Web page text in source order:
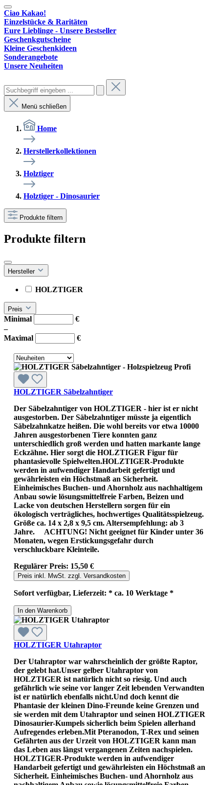
Ciao Kakao!
Einzelstücke & Raritäten
Eure Lieblinge - Unsere Bestseller
Geschenkgutscheine
Kleine Geschenkideen
Sonderangebote
Unsere Neuheiten
Menü schließen
Home
Herstellerkollektionen
Holztiger
Holztiger - Dinosaurier
Produkte filtern
Produkte filtern
Hersteller
HOLZTIGER
Preis
Minimal
€
–
Maximal
€
HOLZTIGER Säbelzahntiger
Der Säbelzahntiger von HOLZTIGER - hier ist er nicht
ausgestorben. Der Säbelzahntiger müsste ja eigentlich
Säbelzahnkatze heißen. Die wohl bereits vor etwa 10000
Jahren ausgestorbenen Tiere konnten ganz
unterschiedlich groß werden und hatten markante lange
Eckzähne. Hier sorgt die HOLZTIGER Figur für
phantasievolle Spielwelten.HOLZTIGER-Produkte
werden in aufwendiger Handarbeit gefertigt und
gewährleisten ein Höchstmaß an Sicherheit.
Einheimisches Buchen- und Ahornholz aus nachhaltigem
Anbau sowie lösungsmittelfreie Farben, Beizen und
Lacke von deutschen Herstellern sorgen für ein
ökologisch verträgliches, hochwertiges Qualitätsspielzeug.
Größe ca. 14 x 2,8 x 9,5 cm. Altersempfehlung: ab 3
Jahre. ACHTUNG! Nicht geeignet für Kinder unter 36
Monaten, wegen Erstickungsgefahr durch
verschluckbare Kleinteile.
Regulärer Preis: 15,50 €
Preis inkl. MwSt. zzgl. Versandkosten
Sofort verfügbar, Lieferzeit: * ca. 10 Werktage *
In den Warenkorb
HOLZTIGER Utahraptor
Der Utahraptor war wahrscheinlich der größte Raptor,
der gelebt hat.Unser gelber Utahraptor von
HOLZTIGER ist natürlich nicht so riesig. Und auch
gefährlich wie seine vor langer Zeit lebenden Verwandten
ist er natürlich ebenfalls nicht.Und doch kennt die
Phantasie der kleinen Dino-Freunde keine Grenzen und
sie werden mit dem Utahraptor und seinen HOLZTIGER
Dinosaurier-Kumpels sicherlich beim Spielen allerhand
Aufregendes erleben.Mit Pteranodon, T-Rex und seinen
Gefährten aus der Urzeit von HOLZTIGER kann man
das Leben aus längst vergangenen Zeiten nachspielen.
HOLZTIGER-Produkte werden in aufwendiger
Handarbeit gefertigt und gewährleisten ein Höchstmaß an
Sicherheit. Einheimisches Buchen- und Ahornholz aus